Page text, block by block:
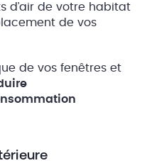
d’air de votre habitat
de vos
de vos fenêtres et